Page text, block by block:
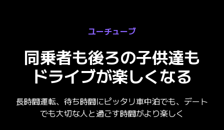
ユーチューブ
同乗者も後ろの子供達も
ドライブが楽しくなる
長時間運転、待ち時間にピッタリ車中泊でも、デート
でも大切な人と過ごす時間がより楽しく